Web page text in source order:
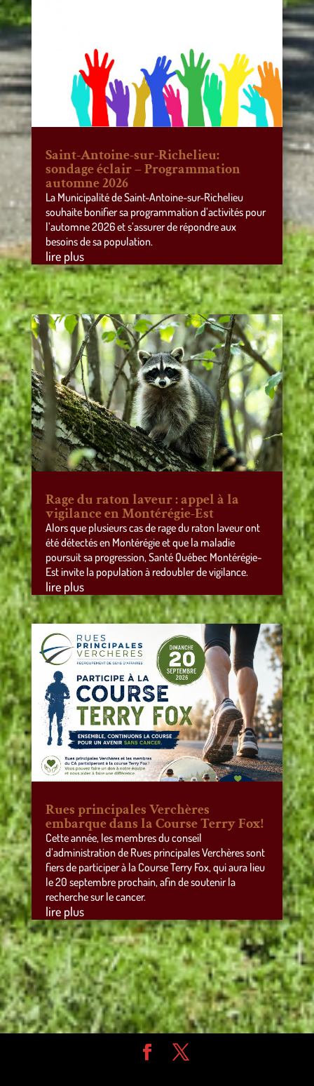
Saint-Antoine-sur-Richelieu:
sondage éclair – Programmation
automne 2026
La Municipalité de Saint-Antoine-sur-Richelieu
souhaite bonifier sa programmation d’activités pour
l’automne 2026 et s’assurer de répondre aux
besoins de sa population.
lire plus
Rage du raton laveur : appel à la
vigilance en Montérégie-Est
Alors que plusieurs cas de rage du raton laveur ont
été détectés en Montérégie et que la maladie
poursuit sa progression, Santé Québec Montérégie-
Est invite la population à redoubler de vigilance.
lire plus
Rues principales Verchères
embarque dans la Course Terry Fox!
Cette année, les membres du conseil
d’administration de Rues principales Verchères sont
fiers de participer à la Course Terry Fox, qui aura lieu
le 20 septembre prochain, afin de soutenir la
recherche sur le cancer.
lire plus